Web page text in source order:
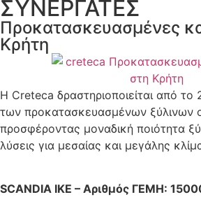
ΣΥΝΕΡΓΑΤΕΣ
Προκατασκευασμένες
Κρήτη
Η Creteca δραστηριοποιείται από
των προκατασκευασμένων ξύλινων
προσφέροντας μοναδική ποιότητα
λύσεις για μεσαίας και μεγάλης
SCANDIA ΙΚΕ – Αριθμός ΓΕΜΗ: